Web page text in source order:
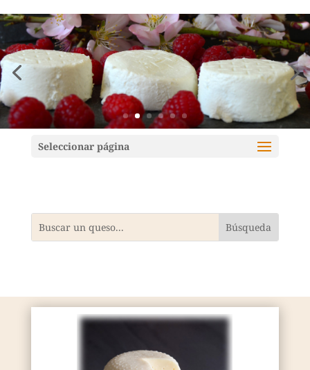
Mundoquesos
Seleccionar página